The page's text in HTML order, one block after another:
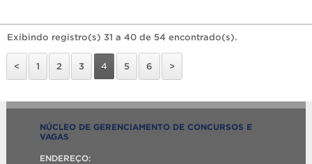
Exibindo registro(s) 31 a 40 de 54 encontrado(s).
< 1 2 3 4 5 6 >
NÚCLEO DE GERENCIAMENTO DE CONCURSOS E
VAGAS
ENDEREÇO: